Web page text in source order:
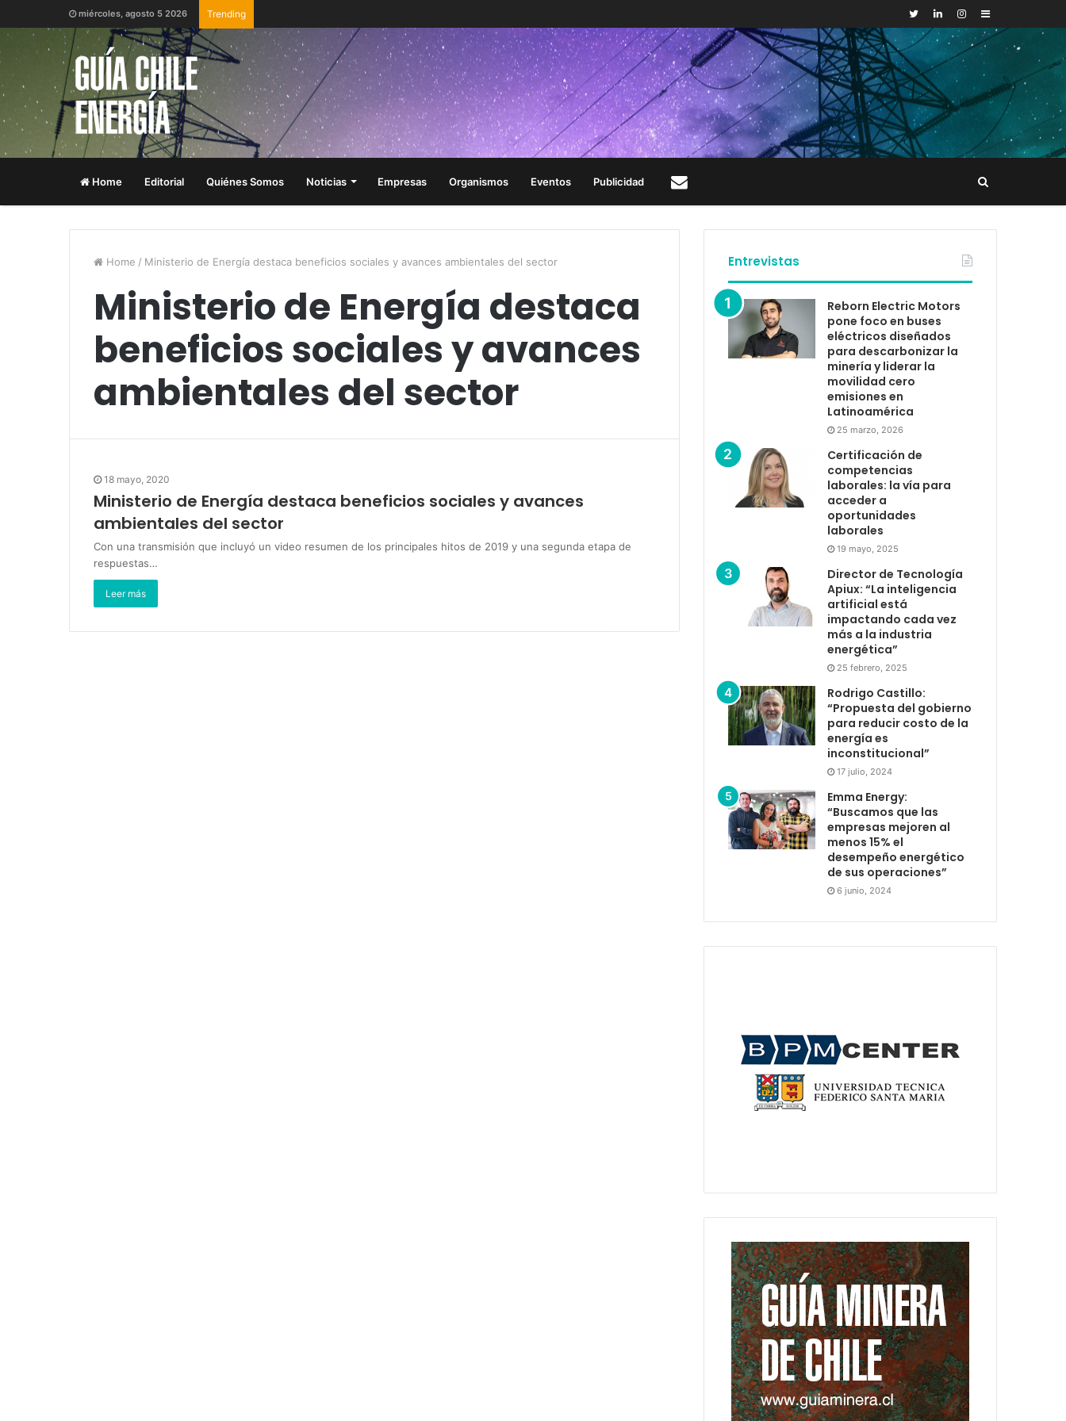
miércoles, agosto 5 2026 Trending Sidebar
Home Editorial Quiénes Somos Noticias Empresas Organismos Eventos Publicidad
Home / Ministerio de Energía destaca beneficios sociales y avances ambientales del sector
Ministerio de Energía destaca
beneficios sociales y avances
ambientales del sector
18 mayo, 2020
Ministerio de Energía destaca beneficios sociales y avances
ambientales del sector
Con una transmisión que incluyó un video resumen de los principales hitos de 2019 y una segunda etapa de
respuestas…
Leer más
Entrevistas
Reborn Electric Motors
pone foco en buses
eléctricos diseñados
para descarbonizar la
minería y liderar la
movilidad cero
emisiones en
Latinoamérica
25 marzo, 2026
Certificación de
competencias
laborales: la vía para
acceder a
oportunidades
laborales
19 mayo, 2025
Director de Tecnología
Apiux: “La inteligencia
artificial está
impactando cada vez
más a la industria
energética”
25 febrero, 2025
Rodrigo Castillo:
“Propuesta del gobierno
para reducir costo de la
energía es
inconstitucional”
17 julio, 2024
Emma Energy:
“Buscamos que las
empresas mejoren al
menos 15% el
desempeño energético
de sus operaciones”
6 junio, 2024